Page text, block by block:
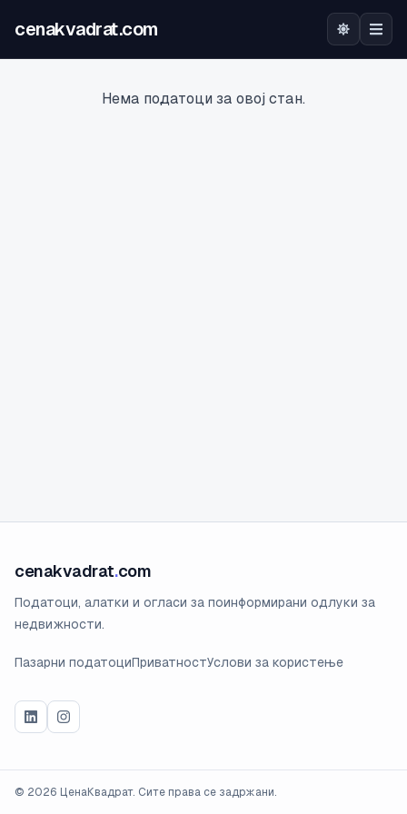
cenakvadrat.com
Нема податоци за овој стан.
cenakvadrat.com
Податоци, алатки и огласи за поинформирани одлуки за
недвижности.
Пазарни податоциПриватностУслови за користење
© 2026 ЦенаКвадрат. Сите права се задржани.